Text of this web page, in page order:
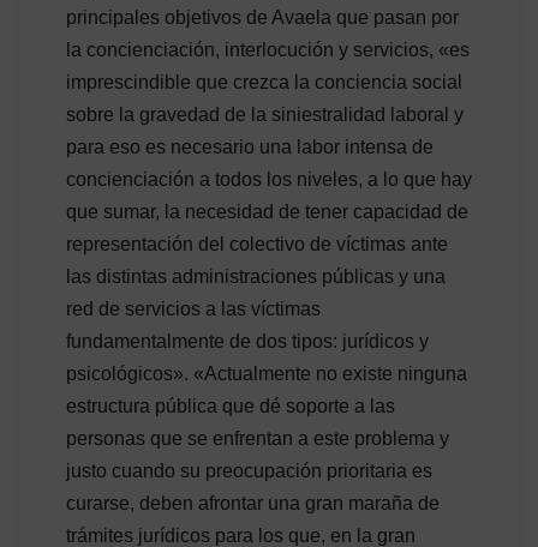
principales objetivos de Avaela que pasan por
la concienciación, interlocución y servicios, «es
imprescindible que crezca la conciencia social
sobre la gravedad de la siniestralidad laboral y
para eso es necesario una labor intensa de
concienciación a todos los niveles, a lo que hay
que sumar, la necesidad de tener capacidad de
representación del colectivo de víctimas ante
las distintas administraciones públicas y una
red de servicios a las víctimas
fundamentalmente de dos tipos: jurídicos y
psicológicos». «Actualmente no existe ninguna
estructura pública que dé soporte a las
personas que se enfrentan a este problema y
justo cuando su preocupación prioritaria es
curarse, deben afrontar una gran maraña de
trámites jurídicos para los que, en la gran